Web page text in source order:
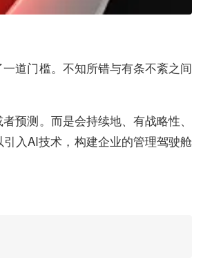
道门槛。不知所错与有条不紊之间
预测。而是会持续地、有战略性、
入AI技术，构建企业的管理驾驶舱